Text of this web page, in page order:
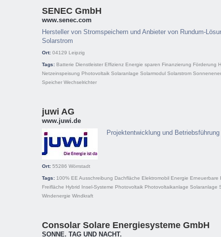
SENEC GmbH
www.senec.com
Hersteller von Stromspeichern und Anbieter von Rundum-
Solarstrom
Ort: 04129 Leipzig
Tags: Batterie Dienstleister Effizienz Energie sparen Finanzierung Förderung
Netzeinspeisung Photovoltaik Solaranlage Solarmodul Solarstrom
Speicher Wechselrichter
juwi AG
www.juwi.de
Projektentwicklung und
Ort: 55286 Wörrstadt
Tags: 100% EE Ausschreibung Dachfläche Elektromobil Energie Erneuerbare
Freifläche Hybrid Insel-Systeme Photovoltaik Photovoltaikanlage Solaranlage
Windenergie Windkraft
Consolar Solare Energiesysteme GmbH
SONNE. TAG UND NACHT.